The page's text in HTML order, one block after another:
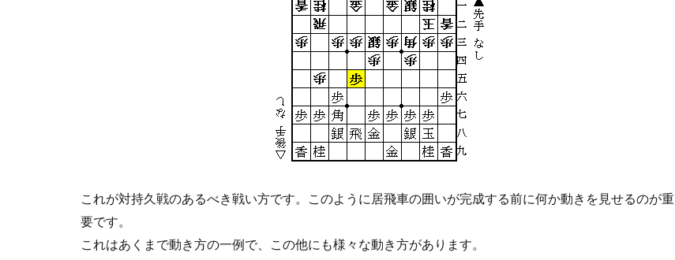
これが対持久戦のあるべき戦い方です。このように居飛車の囲いが完成する前に何か動きを見せるのが重
要です。
これはあくまで動き方の一例で、この他にも様々な動き方があります。